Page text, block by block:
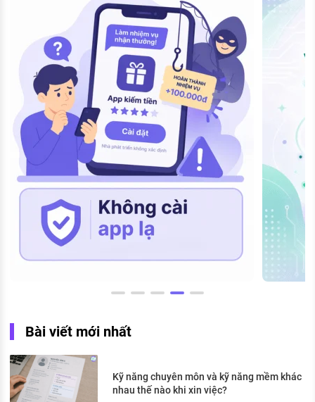
Bài viết mới nhất
Kỹ năng chuyên môn và kỹ năng mềm khác
nhau thế nào khi xin việc?